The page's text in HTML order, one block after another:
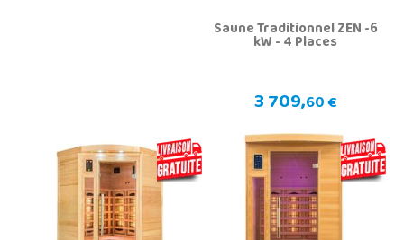
Saune Traditionnel ZEN -6
kW - 4 Places
3 709,60 €